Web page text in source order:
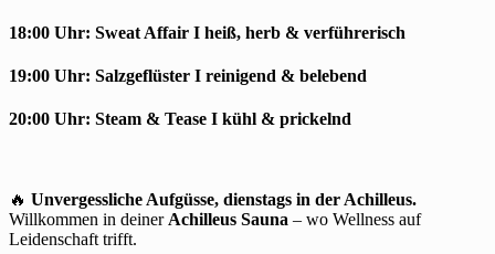
18:00 Uhr: Sweat Affair I heiß, herb & verführerisch
19:00 Uhr: Salzgeflüster I reinigend & belebend
20:00 Uhr: Steam & Tease I kühl & prickelnd
🔥 Unvergessliche Aufgüsse, dienstags in der Achilleus.
Willkommen in deiner Achilleus Sauna – wo Wellness auf
Leidenschaft trifft.